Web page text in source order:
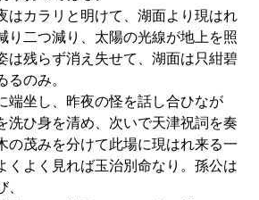
カラリと明けて、湖面より現はれ
り二つ減り、太陽の光線が地上を照
は残らず消え失せて、湖面は只紺碧
るのみ。
坐し、昨夜の怪を話し合ひなが
洗ひ身を清め、次いで天津祝詞を奏
の茂みを分けて此場に現はれ来る一
くよく見れば玉治別命なり。孫公は